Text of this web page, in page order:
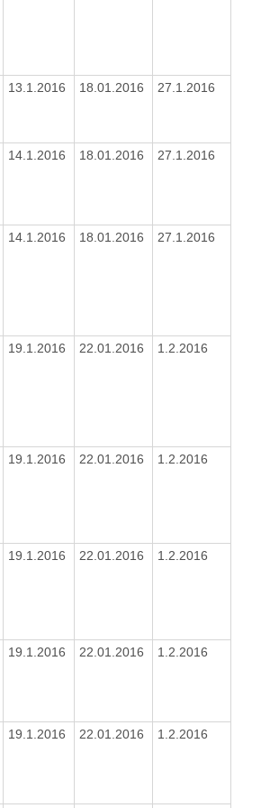
13.1.2016 18.01.2016 27.1.2016
14.1.2016 18.01.2016 27.1.2016
14.1.2016 18.01.2016 27.1.2016
19.1.2016 22.01.2016 1.2.2016
19.1.2016 22.01.2016 1.2.2016
19.1.2016 22.01.2016 1.2.2016
19.1.2016 22.01.2016 1.2.2016
19.1.2016 22.01.2016 1.2.2016